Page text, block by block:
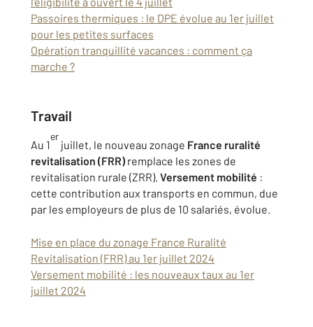
Passoires thermiques : le DPE évolue au 1er juillet
pour les petites surfaces
Opération tranquillité vacances : comment ça
marche ?
Travail
Au 1
er
juillet, le nouveau zonage France ruralité
revitalisation (FRR) remplace les zones de
revitalisation rurale (ZRR). Versement mobilité :
cette contribution aux transports en commun, due
par les employeurs de plus de 10 salariés, évolue.
Mise en place du zonage France Ruralité
Revitalisation (FRR) au 1er juillet 2024
Versement mobilité : les nouveaux taux au 1er
juillet 2024